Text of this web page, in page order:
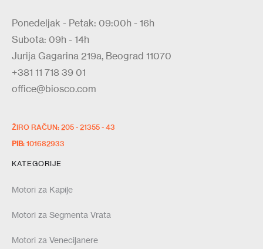
Ponedeljak - Petak: 09:00h - 16h
Subota: 09h - 14h
Jurija Gagarina 219a, Beograd 11070
+381 11 718 39 01
office@biosco.com
ŽIRO RAČUN: 205 - 21355 - 43
PIB: 101682933
KATEGORIJE
Motori za Kapije
Motori za Segmenta Vrata
Motori za Venecijanere